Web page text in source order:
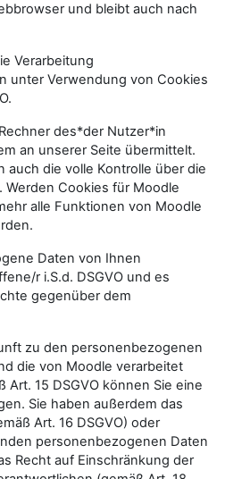
und bleibt auch nach
Verarbeitung
unter Verwendung von Cookies
des*der Nutzer*in
an unserer Seite übermittelt.
auch die volle Kontrolle über die
Cookies für Moodle
alle Funktionen von Moodle
Daten von Ihnen
r i.S.d. DSGVO und es
gegenüber dem
zu den personenbezogenen
die von Moodle verarbeitet
Art. 15 DSGVO können Sie eine
Sie haben außerdem das
Art. 16 DSGVO) oder
personenbezogenen Daten
Recht auf Einschränkung der